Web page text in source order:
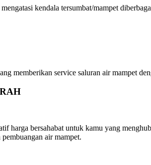
kendala tersumbat/mampet
memberikan service saluran air mampet
harga bersahabat untuk kamu yang
air mampet.